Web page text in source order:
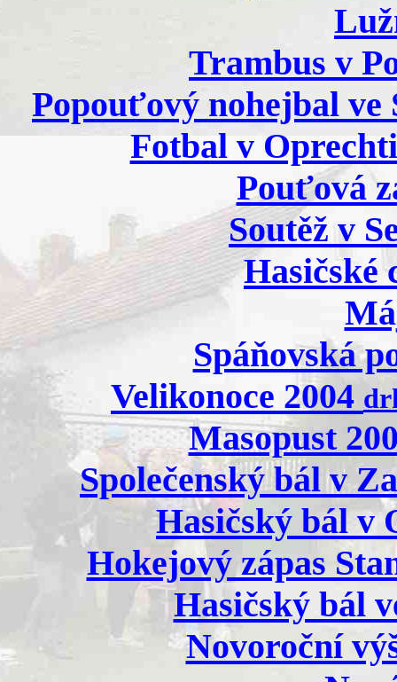
Trambus v
Popouťový nohejbal ve
Fotbal v
Pouťová
Soutěž v
Hasičské
Spáňovská
Velikonoce 2004
Masopust
Společenský bál v
Hasičský bál v
Hokejový zápas
Hasičský bál
Novoroční